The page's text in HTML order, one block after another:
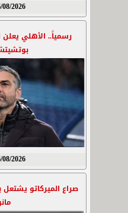
06/08/2026 -
رسمياً.. الأهلي يعلن
06/08/2026 -
صراع الميركاتو